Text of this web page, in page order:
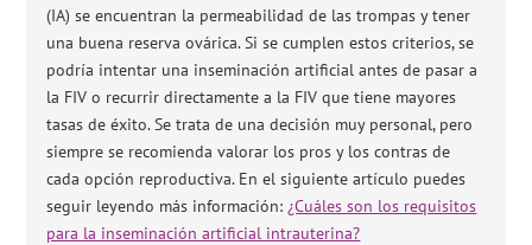
(IA) se encuentran la permeabilidad de las trompas y tener
una buena reserva ovárica. Si se cumplen estos criterios, se
podría intentar una inseminación artificial antes de pasar a
la FIV o recurrir directamente a la FIV que tiene mayores
tasas de éxito. Se trata de una decisión muy personal, pero
siempre se recomienda valorar los pros y los contras de
cada opción reproductiva. En el siguiente artículo puedes
seguir leyendo más información: ¿Cuáles son los requisitos
para la inseminación artificial intrauterina?